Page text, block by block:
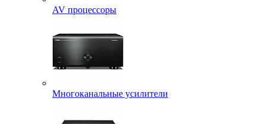
AV процессоры
Многоканальные усилители